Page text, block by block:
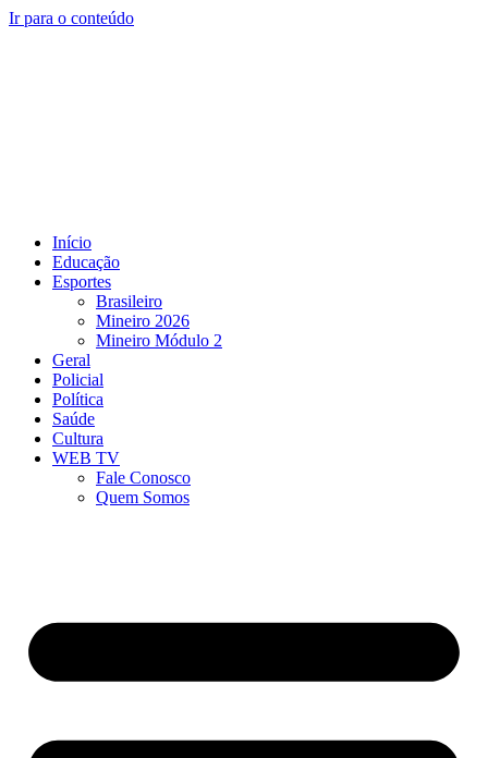
Ir para o conteúdo
Início
Educação
Esportes
Brasileiro
Mineiro 2026
Mineiro Módulo 2
Geral
Policial
Política
Saúde
Cultura
WEB TV
Fale Conosco
Quem Somos